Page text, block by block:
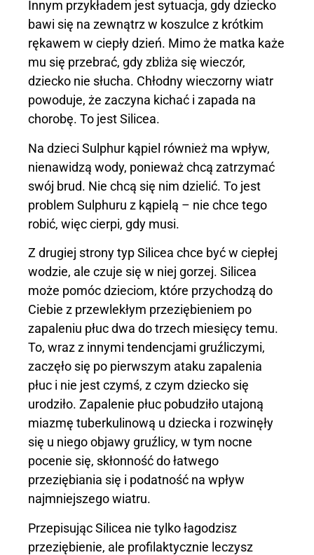
Innym przykładem jest sytuacja, gdy dziecko
bawi się na zewnątrz w koszulce z krótkim
rękawem w ciepły dzień. Mimo że matka każe
mu się przebrać, gdy zbliża się wieczór,
dziecko nie słucha. Chłodny wieczorny wiatr
powoduje, że zaczyna kichać i zapada na
chorobę. To jest Silicea.
Na dzieci Sulphur kąpiel również ma wpływ,
nienawidzą wody, ponieważ chcą zatrzymać
swój brud. Nie chcą się nim dzielić. To jest
problem Sulphuru z kąpielą – nie chce tego
robić, więc cierpi, gdy musi.
Z drugiej strony typ Silicea chce być w ciepłej
wodzie, ale czuje się w niej gorzej. Silicea
może pomóc dzieciom, które przychodzą do
Ciebie z przewlekłym przeziębieniem po
zapaleniu płuc dwa do trzech miesięcy temu.
To, wraz z innymi tendencjami gruźliczymi,
zaczęło się po pierwszym ataku zapalenia
płuc i nie jest czymś, z czym dziecko się
urodziło. Zapalenie płuc pobudziło utajoną
miazmę tuberkulinową u dziecka i rozwinęły
się u niego objawy gruźlicy, w tym nocne
pocenie się, skłonność do łatwego
przeziębiania się i podatność na wpływ
najmniejszego wiatru.
Przepisując Silicea nie tylko łagodzisz
przeziębienie, ale profilaktycznie leczysz